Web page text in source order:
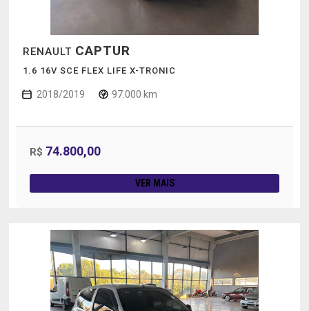
RENAULT CAPTUR
1.6 16V SCE FLEX LIFE X-TRONIC
2018/2019 97.000 km
R$ 74.800,00
VER MAIS